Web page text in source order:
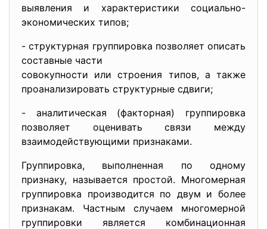
выявления и характеристики социально-
экономических типов;
- структурная группировка позволяет описать
составные части
совокупности или строения типов, а также
проанализировать струк­турные сдвиги;
- аналитическая (факторная) группировка
позволяет оценивать связи между
взаимодействующими признаками.
Группировка, выполненная по одному
признаку, называется простой. Многомерная
группировка производится по двум и более
признакам. Частным случаем многомерной
группировки является комбинационная